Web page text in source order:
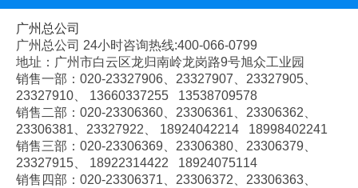
广州总公司
广州总公司 24小时咨询热线:400-066-0799
地址：广州市白云区龙归南岭龙岗路9号旭众工业园
销售一部：020-23327906、 23327907、 23327905、
23327910、
13660337255 13538709578
销售二部：020-23306360、 23306361、 23306362、
23306381、 23327922、
18924042214 18998402241
销售三部：020-23306369、 23306380、 23306379、
23327915、
18922314422 18924075114
销售四部：020-23306371、 23306372、 23306363、